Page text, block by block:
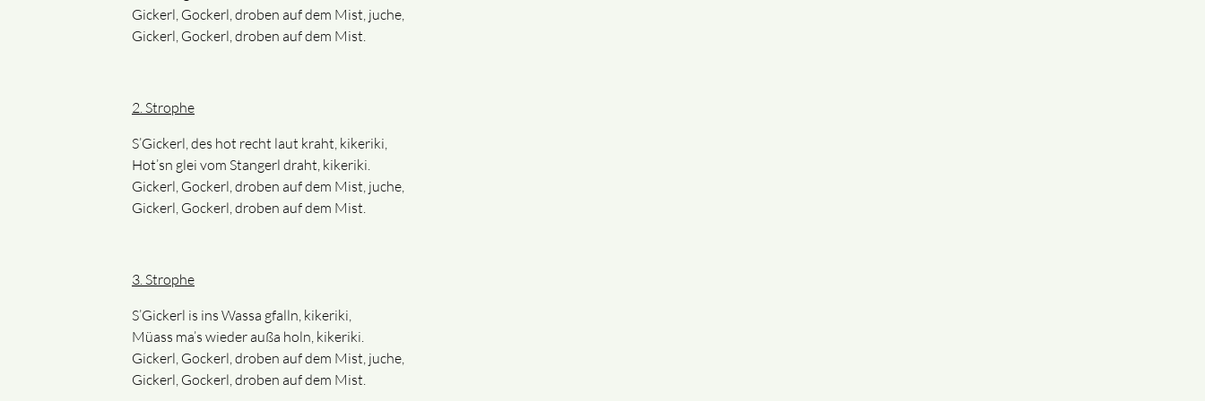
Gickerl, Gockerl, droben auf dem Mist, juche,
Gickerl, Gockerl, droben auf dem Mist.
2. Strophe
S’Gickerl, des hot recht laut kraht, kikeriki,
Hot’sn glei vom Stangerl draht, kikeriki.
Gickerl, Gockerl, droben auf dem Mist, juche,
Gickerl, Gockerl, droben auf dem Mist.
3. Strophe
S’Gickerl is ins Wassa gfalln, kikeriki,
Müass ma’s wieder außa holn, kikeriki.
Gickerl, Gockerl, droben auf dem Mist, juche,
Gickerl, Gockerl, droben auf dem Mist.